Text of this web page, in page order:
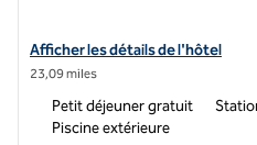
Afficher les détails de l'hôtel
Afficher les détails de l'hôtel
23,09 miles
Petit déjeuner gratuit
Piscine extérieure